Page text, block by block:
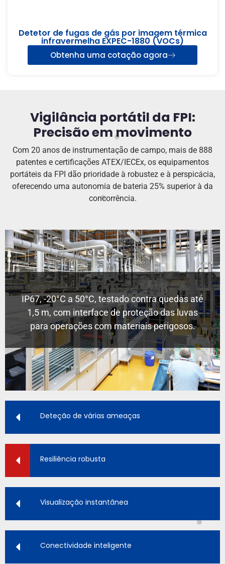
Detetor de fugas de gás por imagem térmica
infravermelha EXPEC-1880 (VOCs)
Obtenha uma cotação agora
Vigilância portátil da FPI:
Precisão em movimento
Com 20 anos de instrumentação de campo, mais de 888
patentes e certificações ATEX/IECEx, os equipamentos
portáteis da FPI dão prioridade à robustez e à perspicácia,
oferecendo uma autonomia de bateria 25% superior à da
concorrência.
IP67, -20°C a 50°C, testado contra quedas até
1,5 m, com interface de proteção das luvas
para operações com materiais perigosos.
Deteção de várias ameaças
Resiliência robusta
Visualização instantânea
Conectividade inteligente